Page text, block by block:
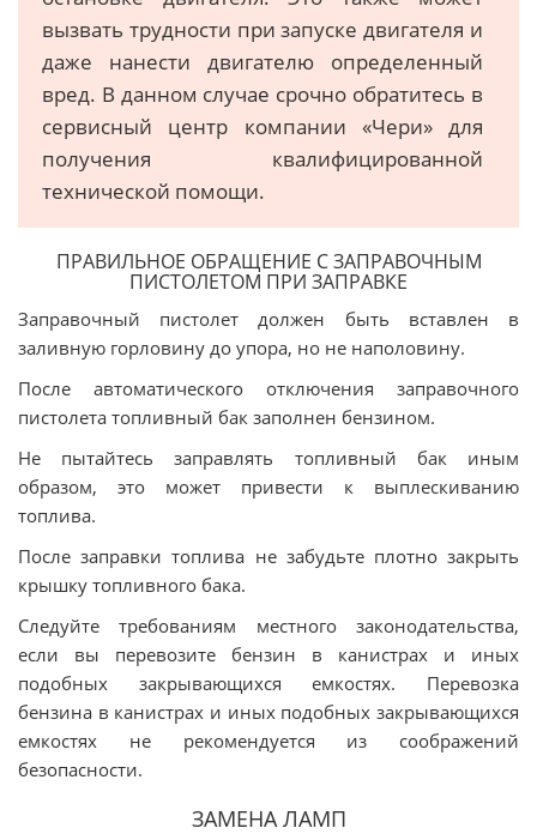
вызвать трудности при запуске двигателя и
даже нанести двигателю определенный
вред. В данном случае срочно обратитесь в
сервисный центр компании «Чери» для
получения квалифицированной
технической помощи.
ПРАВИЛЬНОЕ ОБРАЩЕНИЕ С ЗАПРАВОЧНЫМ
ПИСТОЛЕТОМ ПРИ ЗАПРАВКЕ
Заправочный пистолет должен быть вставлен в
заливную горловину до упора, но не наполовину.
После автоматического отключения заправочного
пистолета топливный бак заполнен бензином.
Не пытайтесь заправлять топливный бак иным
образом, это может привести к выплескиванию
топлива.
После заправки топлива не забудьте плотно закрыть
крышку топливного бака.
Следуйте требованиям местного законодательства,
если вы перевозите бензин в канистрах и иных
подобных закрывающихся емкостях. Перевозка
бензина в канистрах и иных подобных закрывающихся
емкостях не рекомендуется из соображений
безопасности.
ЗАМЕНА ЛАМП